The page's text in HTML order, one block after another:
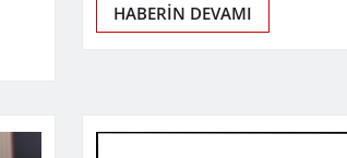
HABERİN DEVAMI